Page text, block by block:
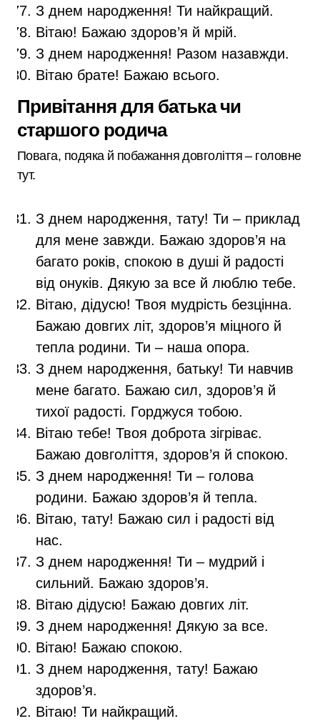
З днем народження! Ти найкращий.
Вітаю! Бажаю здоров’я й мрій.
З днем народження! Разом назавжди.
Вітаю брате! Бажаю всього.
Привітання для батька чи
старшого родича
Повага, подяка й побажання довголіття – головне
тут.
З днем народження, тату! Ти – приклад
для мене завжди. Бажаю здоров’я на
багато років, спокою в душі й радості
від онуків. Дякую за все й люблю тебе.
Вітаю, дідусю! Твоя мудрість безцінна.
Бажаю довгих літ, здоров’я міцного й
тепла родини. Ти – наша опора.
З днем народження, батьку! Ти навчив
мене багато. Бажаю сил, здоров’я й
тихої радості. Горджуся тобою.
Вітаю тебе! Твоя доброта зігріває.
Бажаю довголіття, здоров’я й спокою.
З днем народження! Ти – голова
родини. Бажаю здоров’я й тепла.
Вітаю, тату! Бажаю сил і радості від
нас.
З днем народження! Ти – мудрий і
сильний. Бажаю здоров’я.
Вітаю дідусю! Бажаю довгих літ.
З днем народження! Дякую за все.
Вітаю! Бажаю спокою.
З днем народження, тату! Бажаю
здоров’я.
Вітаю! Ти найкращий.